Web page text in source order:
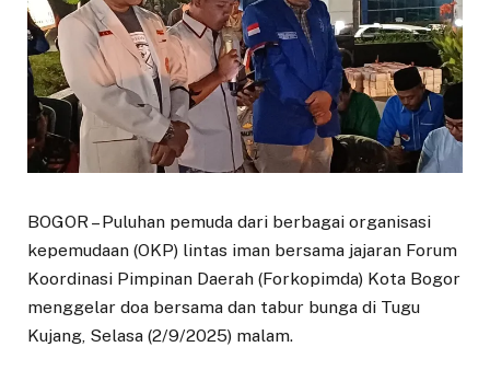
BOGOR – Puluhan pemuda dari berbagai organisasi
kepemudaan (OKP) lintas iman bersama jajaran Forum
Koordinasi Pimpinan Daerah (Forkopimda) Kota Bogor
menggelar doa bersama dan tabur bunga di Tugu
Kujang, Selasa (2/9/2025) malam.